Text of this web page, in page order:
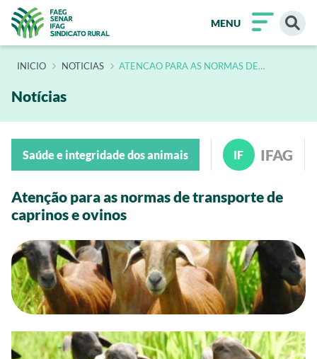
MENU
INÍCIO NOTICIAS ATENCAO PARA AS NORMAS DE
Notícias
Saúde e integridade dos animais IF IFAG
Atenção para as normas de transporte de
caprinos e ovinos